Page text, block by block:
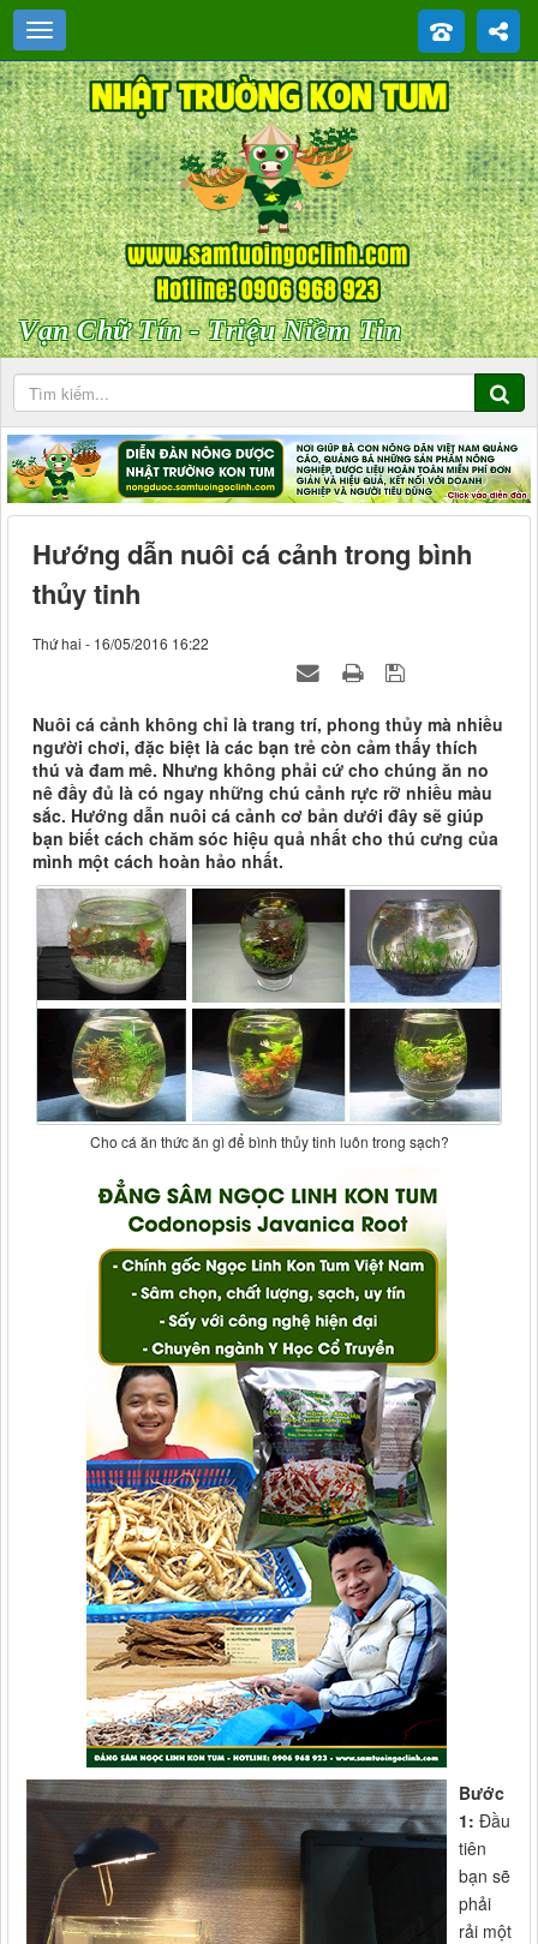
Vạn Chữ Tín - Triệu Niềm Tin
Hướng dẫn nuôi cá cảnh trong bình
thủy tinh
Thứ hai - 16/05/2016 16:22
Nuôi cá cảnh không chỉ là trang trí, phong thủy mà nhiều
người chơi, đặc biệt là các bạn trẻ còn cảm thấy thích
thú và đam mê. Nhưng không phải cứ cho chúng ăn no
nê đầy đủ là có ngay những chú cảnh rực rỡ nhiều màu
sắc. Hướng dẫn nuôi cá cảnh cơ bản dưới đây sẽ giúp
bạn biết cách chăm sóc hiệu quả nhất cho thú cưng của
mình một cách hoàn hảo nhất.
Cho cá ăn thức ăn gì để bình thủy tinh luôn trong sạch?
Bước
1: Đầu
tiên
bạn sẽ
phải
rải một